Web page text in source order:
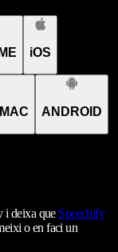
iOS
ANDROID
i deixa que Speechify
o en faci un